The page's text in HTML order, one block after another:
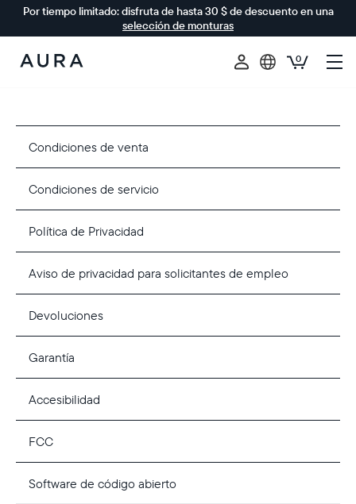
Por tiempo limitado: disfruta de hasta 30 $ de descuento en una
selección de monturas
Aura
0
Condiciones de venta
Condiciones de servicio
Política de Privacidad
Aviso de privacidad para solicitantes de empleo
Devoluciones
Garantía
Accesibilidad
FCC
Software de código abierto